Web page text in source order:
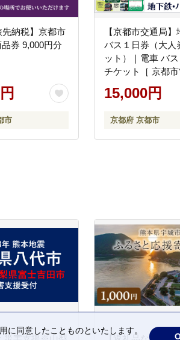
先納税】京都市
券 9,000円分
市
【京都市交通局】
バス１日券（大人
ット）｜電車 バ
チケット［ 京都
バス全線 京都バ
ス 西日本JRバス
マップ付き 人気
旅行 観光 ふるさ
15,000円
京都府 京都市
同意したことものといたします。